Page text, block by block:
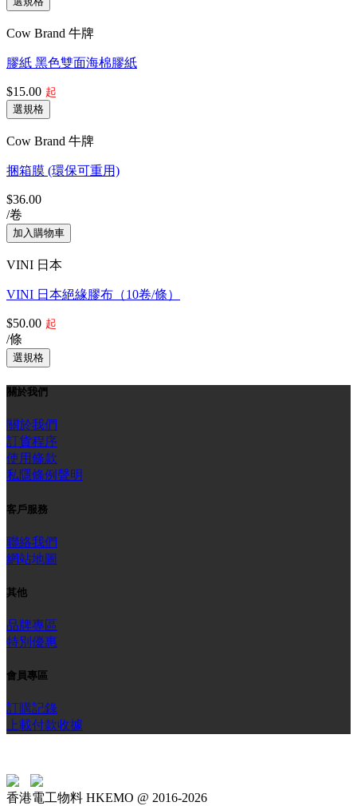
Cow Brand 牛牌
膠紙 黑色雙面海棉膠紙
$15.00 起
Cow Brand 牛牌
捆箱膜 (環保可重用)
$36.00
/卷
VINI 日本
VINI 日本絕緣膠布（10卷/條）
$50.00 起
/條
關於我們
關於我們
訂貨程序
使用條款
私隱條例聲明
客戶服務
聯絡我們
網站地圖
其他
品牌專區
特別優惠
會員專區
訂購記錄
上載付款收據
香港電工物料 HKEMO @ 2016-2026